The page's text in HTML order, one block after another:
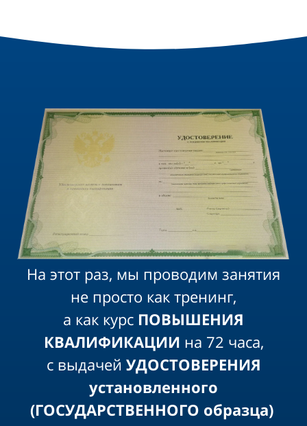
На этот раз, мы проводим занятия
не просто как тренинг,
а как курс ПОВЫШЕНИЯ
КВАЛИФИКАЦИИ на 72 часа,
с выдачей УДОСТОВЕРЕНИЯ
установленного
(ГОСУДАРСТВЕННОГО образца)